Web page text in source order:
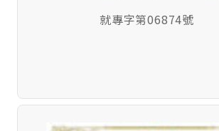
就專字第06874號